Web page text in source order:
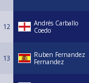
12
Andrés Carballo
Coedo
13
Ruben Fernandez
Fernandez